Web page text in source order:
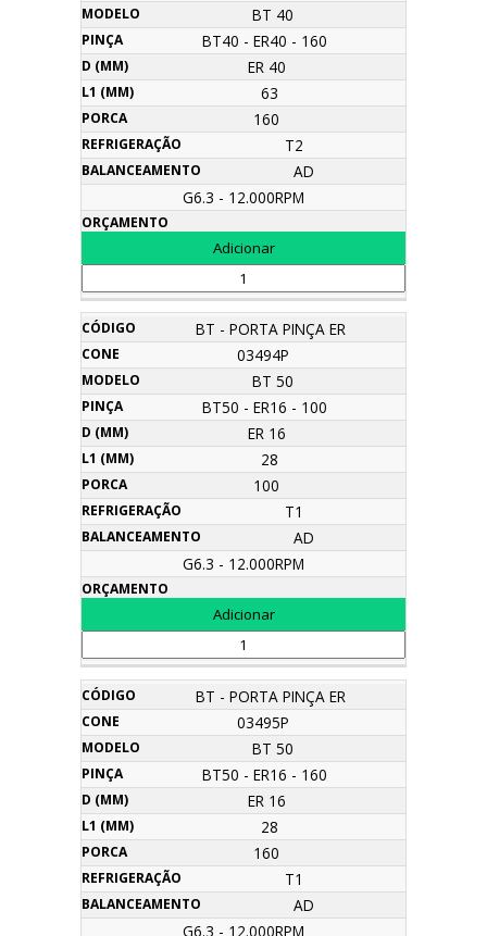
BT 40
BT40 - ER40 - 160
ER 40
63
160
T2
AD
G6.3 - 12.000RPM
BT - PORTA PINÇA ER
03494P
BT 50
BT50 - ER16 - 100
ER 16
28
100
T1
AD
G6.3 - 12.000RPM
BT - PORTA PINÇA ER
03495P
BT 50
BT50 - ER16 - 160
ER 16
28
160
T1
AD
G6.3 - 12.000RPM